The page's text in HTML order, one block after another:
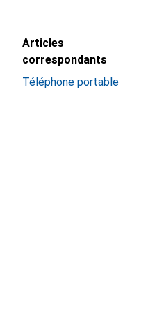
Articles
correspondants
Téléphone portable